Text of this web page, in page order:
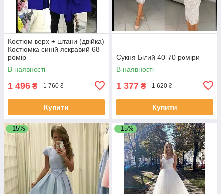
Костюм верх + штани (двійка)
Костюмка синій яскравий 68
ромір
В наявності
1 496 ₴ 1 760 ₴
Купити
Сукня Білий 40-70 роміри
В наявності
1 377 ₴ 1 620 ₴
Купити
–15% –15%